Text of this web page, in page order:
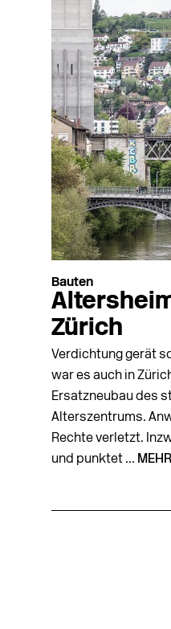
Bauten
Zürich
Verdichtung gerät
war es auch in
Ersatzneubau des
Alterszentrums.
Rechte verletzt.
und punktet ... MEHR